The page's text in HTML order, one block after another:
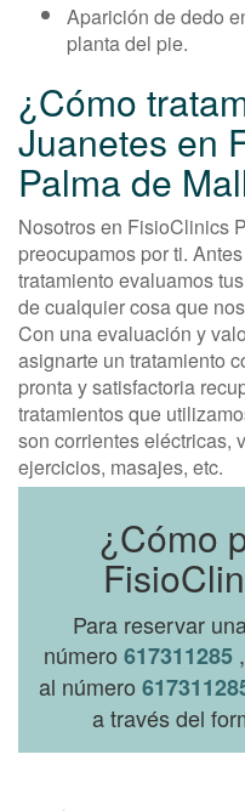
Aparición de dedo
planta del pie.
¿Cómo
Juanetes en
Palma de
Nosotros en FisioClinics
preocupamos por ti.
tratamiento evaluamos
de cualquier cosa que
Con una evaluación y
asignarte un tratamiento
pronta y satisfactoria
tratamientos que
son corrientes eléctricas,
ejercicios, masajes, etc.
¿Cómo
Para reservar
número617311285
al número
a través del